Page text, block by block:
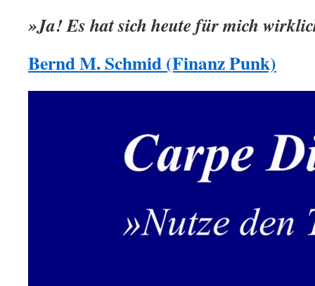
»Ja! Es hat sich heute für mich
Bernd M. Schmid (Finanz Punk)